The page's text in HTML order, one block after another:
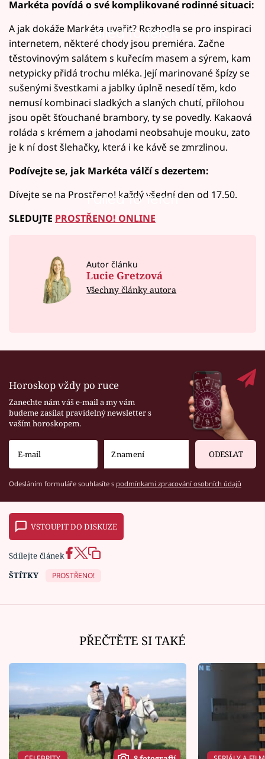
Markéta povídá o své komplikované rodinné situaci:
Failed to fetch
A jak dokáže Markéta uvařit? Rozhodla se pro inspiraci
internetem, některé chody jsou premiéra. Začne
těstovinovým salátem s kuřecím masem a sýrem, kam
netypicky přidá trochu mléka. Její marinované špízy se
sušenými švestkami a jablky úplně nesedí těm, kdo
nemusí kombinaci sladkých a slaných chutí, přílohou
jsou opět šťouchané brambory, ty se povedly. Kakaová
roláda s krémem a jahodami neobsahuje mouku, zato
je k ní dost šlehačky, která i ke kávě se zmrzlinou.
Podívejte se, jak Markéta válčí s dezertem:
Failed to fetch
Dívejte se na Prostřeno! každý všední den od 17.50.
SLEDUJTE PROSTŘENO! ONLINE
Autor článku
Lucie Gretzová
Všechny články autora
Horoskop vždy po ruce
Zanechte nám váš e-mail a my vám
budeme zasílat pravidelný newsletter s
vaším horoskopem.
ODESLAT
Odesláním formuláře souhlasíte s podmínkami zpracování osobních údajů
VSTOUPIT DO DISKUZE
Sdílejte článek
ŠTÍTKY
PROSTŘENO!
PŘEČTĚTE SI TAKÉ